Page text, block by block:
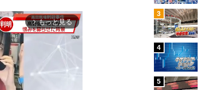
arrow_forward_ios もっと見る
3
4
5